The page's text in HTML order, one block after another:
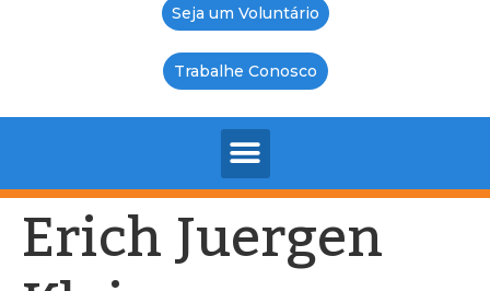
Seja um Voluntário
Trabalhe Conosco
Erich Juergen